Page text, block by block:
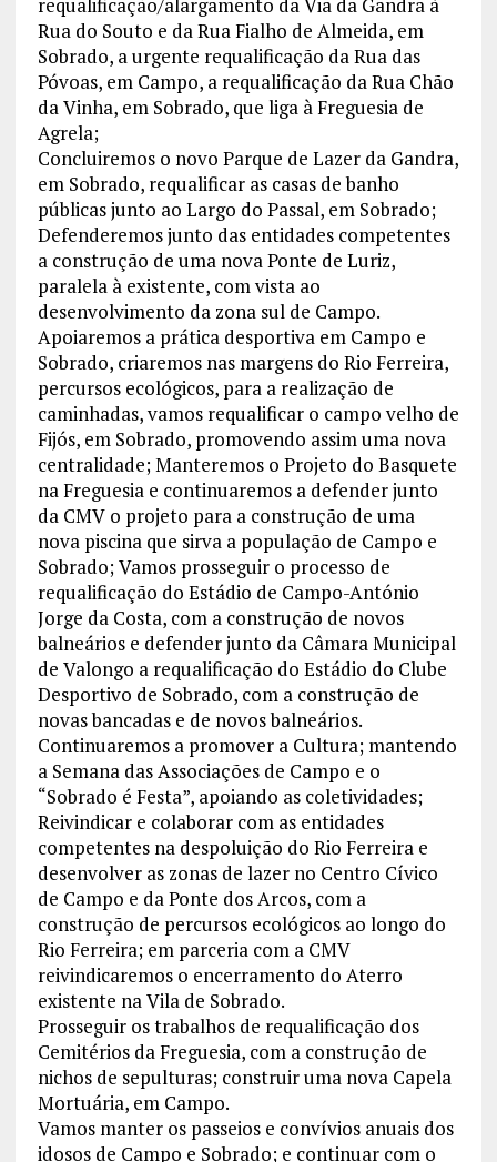
Rua do Souto e da Rua Fialho de Almeida, em
Sobrado, a urgente requalificação da Rua das
Póvoas, em Campo, a requalificação da Rua Chão
da Vinha, em Sobrado, que liga à Freguesia de
Agrela;
Concluiremos o novo Parque de Lazer da Gandra,
em Sobrado, requalificar as casas de banho
públicas junto ao Largo do Passal, em Sobrado;
Defenderemos junto das entidades competentes
a construção de uma nova Ponte de Luriz,
paralela à existente, com vista ao
desenvolvimento da zona sul de Campo.
Apoiaremos a prática desportiva em Campo e
Sobrado, criaremos nas margens do Rio Ferreira,
percursos ecológicos, para a realização de
caminhadas, vamos requalificar o campo velho de
Fijós, em Sobrado, promovendo assim uma nova
centralidade; Manteremos o Projeto do Basquete
na Freguesia e continuaremos a defender junto
da CMV o projeto para a construção de uma
nova piscina que sirva a população de Campo e
Sobrado; Vamos prosseguir o processo de
requalificação do Estádio de Campo-António
Jorge da Costa, com a construção de novos
balneários e defender junto da Câmara Municipal
de Valongo a requalificação do Estádio do Clube
Desportivo de Sobrado, com a construção de
novas bancadas e de novos balneários.
Continuaremos a promover a Cultura; mantendo
a Semana das Associações de Campo e o
“Sobrado é Festa”, apoiando as coletividades;
Reivindicar e colaborar com as entidades
competentes na despoluição do Rio Ferreira e
desenvolver as zonas de lazer no Centro Cívico
de Campo e da Ponte dos Arcos, com a
construção de percursos ecológicos ao longo do
Rio Ferreira; em parceria com a CMV
reivindicaremos o encerramento do Aterro
existente na Vila de Sobrado.
Prosseguir os trabalhos de requalificação dos
Cemitérios da Freguesia, com a construção de
nichos de sepulturas; construir uma nova Capela
Mortuária, em Campo.
Vamos manter os passeios e convívios anuais dos
idosos de Campo e Sobrado; e continuar com o